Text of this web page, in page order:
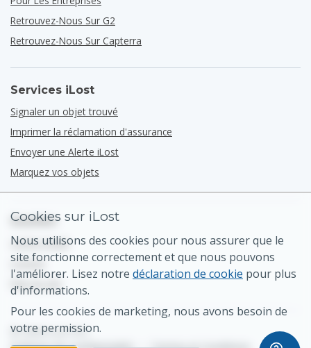
Retrouvez-Nous Sur G2
Retrouvez-Nous Sur Capterra
Services iLost
Signaler un objet trouvé
Imprimer la réclamation d'assurance
Envoyer une Alerte iLost
Marquez vos objets
Soutien
Centre d'aide
Contact
Plan du site
© 2026 iLost B.V.
Cookies sur iLost
Nous utilisons des cookies pour nous assurer que le
site fonctionne correctement et que nous pouvons
l'améliorer. Lisez notre déclaration de cookie pour plus
d'informations.
Pour les cookies de marketing, nous avons besoin de
votre permission.